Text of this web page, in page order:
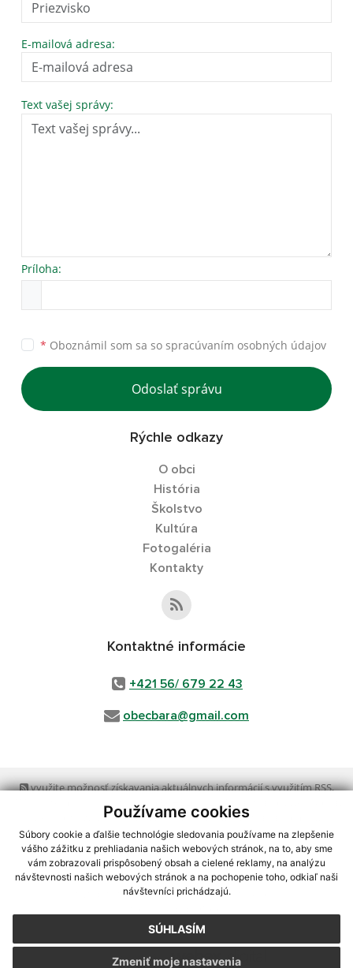
Používame cookies
Súbory cookie a ďalšie technológie sledovania používame na zlepšenie
vášho zážitku z prehliadania našich webových stránok, na to, aby sme
vám zobrazovali prispôsobený obsah a cielené reklamy, na analýzu
návštevnosti našich webových stránok a na pochopenie toho, odkiaľ naši
návštevníci prichádzajú.
SÚHLASÍM
Zmeniť moje nastavenia
E-mailová adresa:
Text vašej správy:
Príloha:
* Oboznámil som sa so spracúvaním osobných údajov
Odoslať správu
Rýchle odkazy
O obci
História
Školstvo
Kultúra
Fotogaléria
Kontakty
Kontaktné informácie
+421 56/ 679 22 43
obecbara@gmail.com
využite možnosť získavania aktuálnych informácií s využitím RSS,
CMS systém (redakčný) systém ECHELON 2, Mapa stránok
webex.digital, s.r.o.,domény,registrácia domény
spoločnosť webex.digital, s.r.o.,technický prevádzkovateľ
Posledná aktualizácia:23.07.2026
Vytlačiť stránku|Vyhlásenie o prístupnosti
webdesign